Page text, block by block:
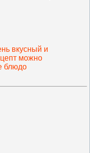
вкусный и
можно
блюдо